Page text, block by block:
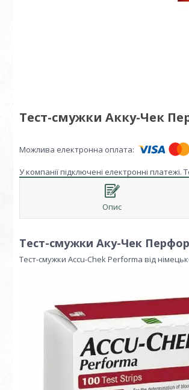
Тест-смужки Акку-Чек
У компанії підключені електронні
Опис
Тест-смужки Аку-Чек
Тест-смужки Accu-Chek Performa від